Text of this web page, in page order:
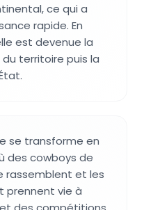
ce qui a
rapide. En
est devenue la
territoire puis la
se transforme en
des cowboys de
rassemblent et les
prennent vie à